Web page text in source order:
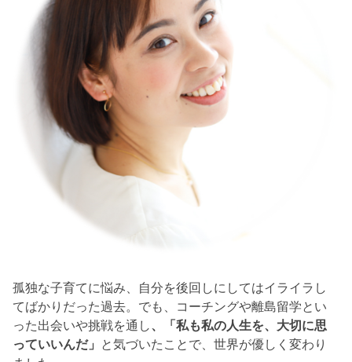
孤独な子育てに悩み、自分を後回しにしてはイライラし
てばかりだった過去。でも、コーチングや離島留学とい
った出会いや挑戦を通し、「私も私の人生を、大切に思
っていいんだ」 と気づいたことで、世界が優しく変わり